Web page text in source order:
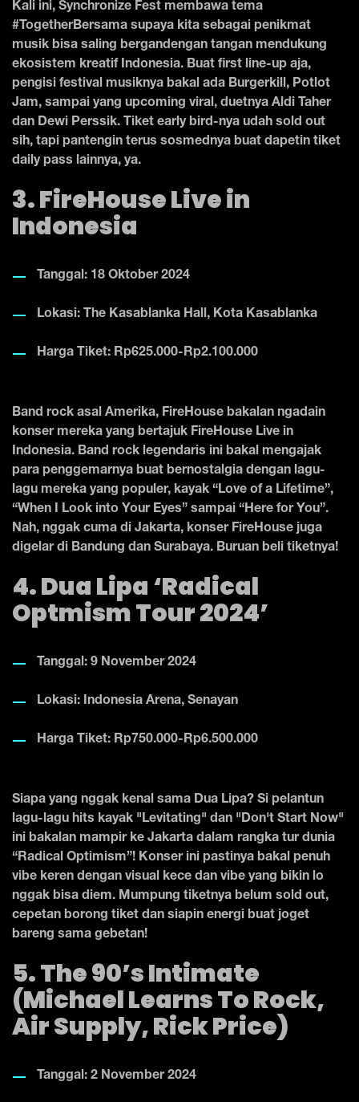
Kali ini, Synchronize Fest membawa tema
#TogetherBersama supaya kita sebagai penikmat
musik bisa saling bergandengan tangan mendukung
ekosistem kreatif Indonesia. Buat first line-up aja,
pengisi festival musiknya bakal ada Burgerkill, Potlot
Jam, sampai yang upcoming viral, duetnya Aldi Taher
dan Dewi Perssik. Tiket early bird-nya udah sold out
sih, tapi pantengin terus sosmednya buat dapetin tiket
daily pass lainnya, ya.
3. FireHouse Live in
Indonesia
Tanggal: 18 Oktober 2024
Lokasi: The Kasablanka Hall, Kota Kasablanka
Harga Tiket: Rp625.000-Rp2.100.000
Band rock asal Amerika, FireHouse bakalan ngadain
konser mereka yang bertajuk FireHouse Live in
Indonesia. Band rock legendaris ini bakal mengajak
para penggemarnya buat bernostalgia dengan lagu-
lagu mereka yang populer, kayak “Love of a Lifetime”,
“When I Look into Your Eyes” sampai “Here for You”.
Nah, nggak cuma di Jakarta, konser FireHouse juga
digelar di Bandung dan Surabaya. Buruan beli tiketnya!
4. Dua Lipa ‘Radical
Optmism Tour 2024’
Tanggal: 9 November 2024
Lokasi: Indonesia Arena, Senayan
Harga Tiket: Rp750.000-Rp6.500.000
Siapa yang nggak kenal sama Dua Lipa? Si pelantun
lagu-lagu hits kayak "Levitating" dan "Don't Start Now"
ini bakalan mampir ke Jakarta dalam rangka tur dunia
“Radical Optimism”! Konser ini pastinya bakal penuh
vibe keren dengan visual kece dan vibe yang bikin lo
nggak bisa diem. Mumpung tiketnya belum sold out,
cepetan borong tiket dan siapin energi buat joget
bareng sama gebetan!
5. The 90’s Intimate
(Michael Learns To Rock,
Air Supply, Rick Price)
Tanggal: 2 November 2024